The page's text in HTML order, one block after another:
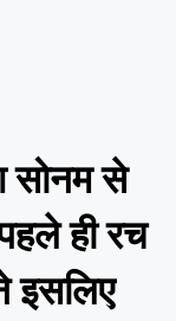
सोनम से
ही रच
इसलिए